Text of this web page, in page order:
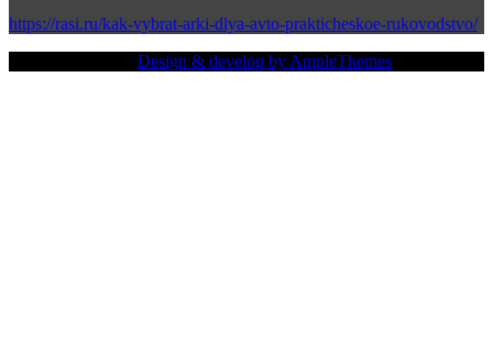
https://rasi.ru/kak-vybrat-arki-dlya-avto-prakticheskoe-rukovodstvo/
Design & develop by AmpleThemes